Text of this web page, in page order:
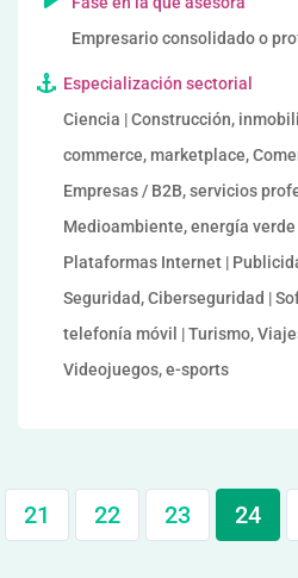
Empresario consolidado o
Especialización sectorial
Ciencia | Construcción,
commerce, marketplace,
Empresas / B2B, servicios
Medioambiente, energía
Plataformas Internet |
Seguridad, Ciberseguridad |
telefonía móvil | Turismo,
Videojuegos, e-sports
21 22 23 24